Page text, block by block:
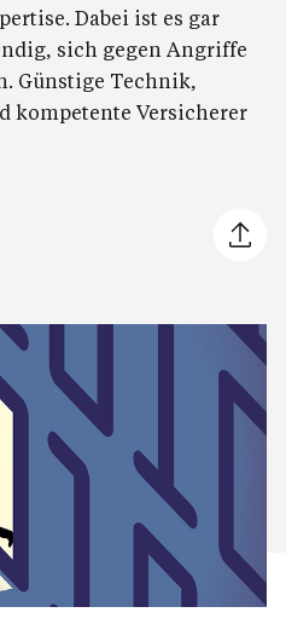
Dabei ist es gar
sich gegen Angriffe
Günstige Technik,
kompetente Versicherer
Artikel